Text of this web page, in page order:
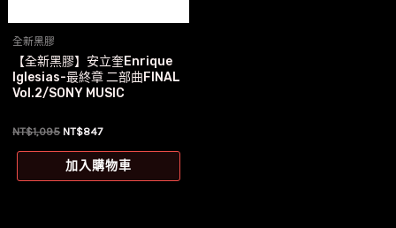
全新黑膠
【全新黑膠】安立奎Enrique
Iglesias-最終章 二部曲FINAL
Vol.2/SONY MUSIC
NT$1,095 原
價
格：
NT$847目
價
格：
加入購物車